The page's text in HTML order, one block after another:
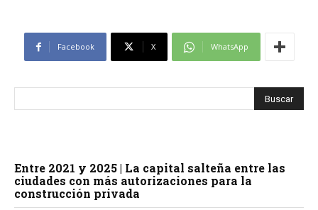
Facebook X WhatsApp
Entre 2021 y 2025 | La capital salteña entre las
ciudades con más autorizaciones para la
construcción privada